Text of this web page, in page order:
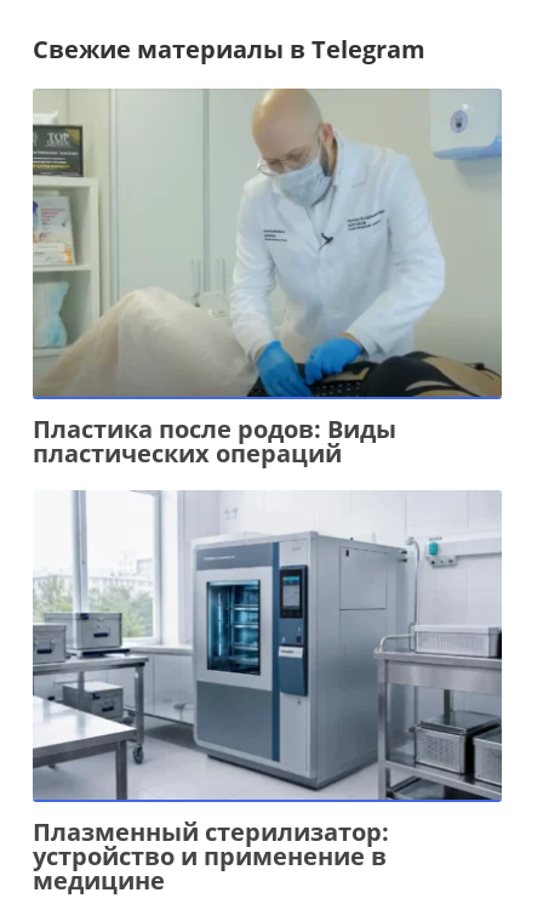
Свежие материалы в Telegram
Пластика после родов: Виды
пластических операций
Плазменный стерилизатор:
устройство и применение в
медицине